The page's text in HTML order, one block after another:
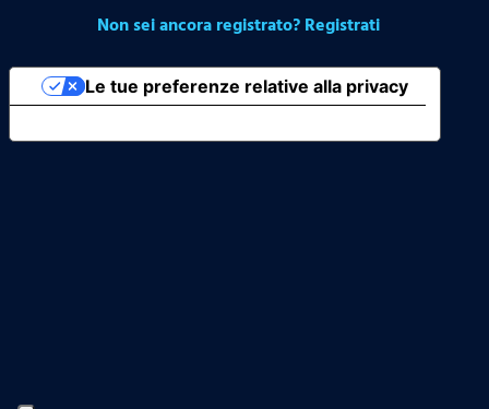
Non sei ancora registrato? Registrati
Le tue preferenze relative alla privacy